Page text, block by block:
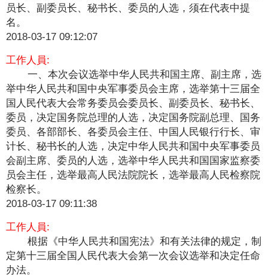
员长、副委员长、秘书长、委员的人选，须在代表中提
名。
2018-03-17 09:12:07
工作人員:
一、本次会议选举中华人民共和国主席、副主席，选
举中华人民共和国中央军事委员会主席，选举第十三届全
国人民代表大会常务委员会委员长、副委员长、秘书长、
委员，决定国务院总理的人选，决定国务院副总理、国务
委员、各部部长、各委员会主任、中国人民银行行长、审
计长、秘书长的人选，决定中华人民共和国中央军事委员
会副主席、委员的人选，选举中华人民共和国国家监察委
员会主任，选举最高人民法院院长，选举最高人民检察院
检察长。
2018-03-17 09:11:38
工作人員:
根据《中华人民共和国宪法》和有关法律的规定，制
定第十三届全国人民代表大会第一次会议选举和决定任命
办法。